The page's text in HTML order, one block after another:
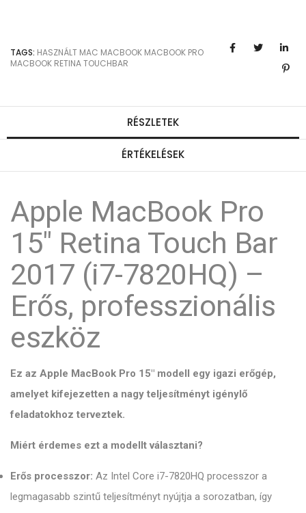
TAGS: HASZNÁLT MAC MACBOOK MACBOOK PRO
MACBOOK RETINATOUCHBAR
RÉSZLETEK
ÉRTÉKELÉSEK
Apple MacBook Pro
15" Retina Touch Bar
2017 (i7-7820HQ) –
Erős, professzionális
eszköz
Ez az Apple MacBook Pro 15" modell egy igazi erőgép,
amelyet kifejezetten a nagy teljesítményt igénylő
feladatokhoz terveztek.
Miért érdemes ezt a modellt választani?
Erős processzor: Az Intel Core i7-7820HQ processzor a
legmagasabb szintű teljesítményt nyújtja a sorozatban, így